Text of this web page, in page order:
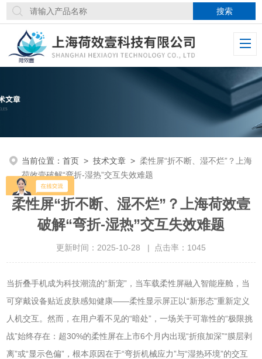
当前位置：首页 >技术文章 >柔性屏“折不断、湿不烂”？上海
荷效壹破解“弯折-湿热”交互失效难题
柔性屏“折不断、湿不烂”？上海荷效壹
破解“弯折-湿热”交互失效难题
更新时间：2025-10-28 | 点击率：1045
当折叠手机成为科技潮流的“新宠”，当车载柔性屏融入智能座舱，当
可穿戴设备贴近皮肤感知健康——柔性显示屏正以“新形态”重新定义
人机交互。然而，在用户看不见的“暗处”，一场关于可靠性的“极限挑
战”始终存在：超30%的柔性屏在上市6个月内出现“折痕加深”“膜层剥
离”或“显示色偏”，根本原因在于“弯折机械应力”与“湿热环境”的交互